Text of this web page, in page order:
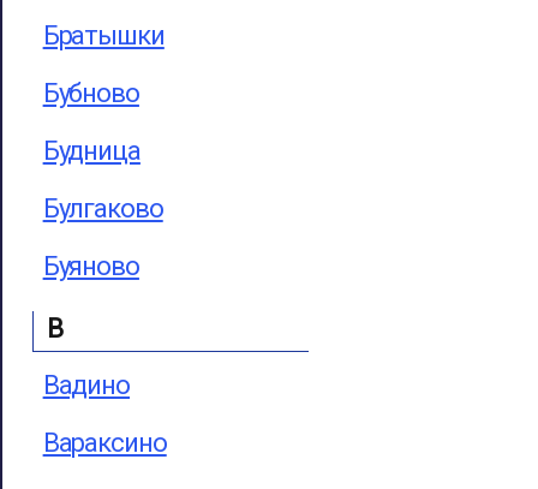
Братышки
Бубново
Будница
Булгаково
Буяново
В
Вадино
Вараксино